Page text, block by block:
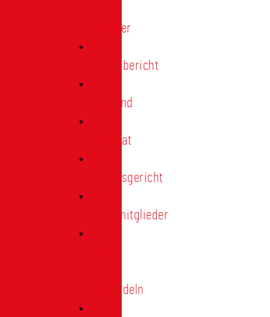
Förderer
Jahresbericht
Vorstand
Ehrenrat
Schiedsgericht
Ehrenmitglieder
Treunadeln